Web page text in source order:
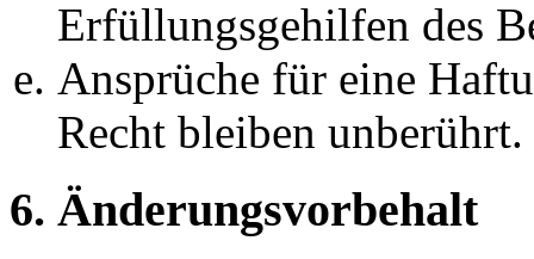
Erfüllungsgehilfen des
Ansprüche für eine
Recht bleiben unberührt.
6. Änderungsvorbehalt